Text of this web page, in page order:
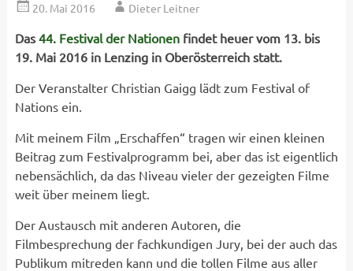
20. Mai 2016 Dieter Leitner
Das 44. Festival der Nationenfindet heuer vom 13. bis
19. Mai 2016 in Lenzing in Oberösterreich statt.
Der Veranstalter Christian Gaigg lädt zum Festival of
Nations ein.
Mit meinem Film „Erschaffen“ tragen wir einen kleinen
Beitrag zum Festivalprogramm bei, aber das ist eigentlich
nebensächlich, da das Niveau vieler der gezeigten Filme
weit über meinem liegt.
Der Austausch mit anderen Autoren, die
Filmbesprechung der fachkundigen Jury, bei der auch das
Publikum mitreden kann und die tollen Filme aus aller